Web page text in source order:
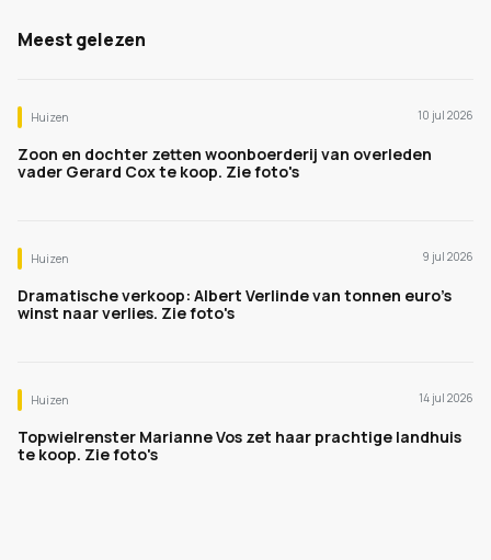
Meest gelezen
Huizen 10 jul 2026
Zoon en dochter zetten woonboerderij van overleden
vader Gerard Cox te koop. Zie foto's
Huizen 9 jul 2026
Dramatische verkoop: Albert Verlinde van tonnen euro's
winst naar verlies. Zie foto's
Huizen 14 jul 2026
Topwielrenster Marianne Vos zet haar prachtige landhuis
te koop. Zie foto's